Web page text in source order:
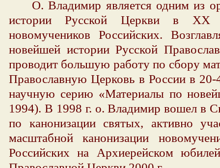
О. Владимир является одним из
истории Русской Церкви в XX
новомучеников Российских.
новейшей истории Русской
проводит большую работу по сбору
Православную Церковь в России в 20-
научную серию «Материалы по
1994). В 1998 г. о. Владимир вошел в
по канонизации святых, активно
масштабной канонизации
Российских на Архиерейском